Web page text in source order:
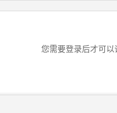
您需要登录后才可以